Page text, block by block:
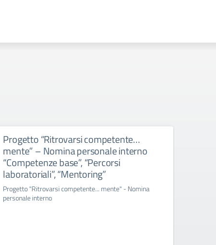
Progetto “Ritrovarsi competente…
mente” – Nomina personale interno
“Competenze base”, “Percorsi
laboratoriali”, “Mentoring”
Progetto "Ritrovarsi competente... mente" - Nomina
personale interno